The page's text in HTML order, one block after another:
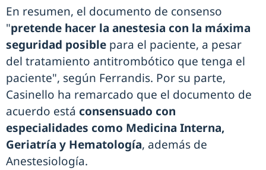
En resumen, el documento de consenso
"pretende hacer la anestesia con la máxima
seguridad posible para el paciente, a pesar
del tratamiento antitrombótico que tenga el
paciente", según Ferrandis. Por su parte,
Casinello ha remarcado que el documento de
acuerdo está consensuado con
especialidades como Medicina Interna,
Geriatría y Hematología, además de
Anestesiología.